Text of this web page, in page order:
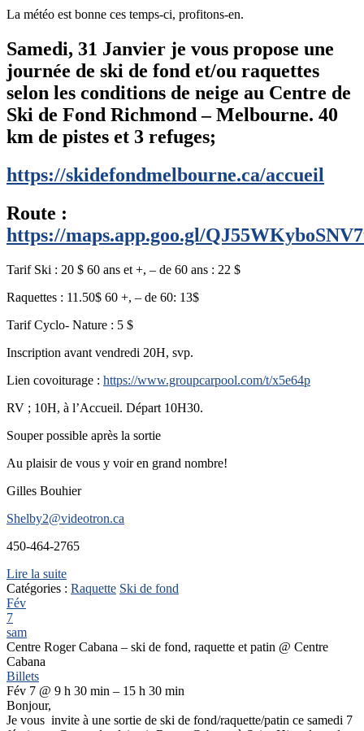
La météo est bonne ces temps-ci, profitons-en.
Samedi, 31 Janvier je vous propose une
journée de ski de fond et/ou raquettes
selon les conditions de neige au Centre de
Ski de Fond Richmond – Melbourne. 40
km de pistes et 3 refuges;
https://skidefondmelbourne.ca/accueil
Route :
https://maps.app.goo.gl/
Tarif Ski : 20 $ 60 ans et +, – de 60 ans : 22 $
Raquettes : 11.50$ 60 +, – de 60: 13$
Tarif Cyclo- Nature : 5 $
Inscription avant vendredi 20H, svp.
Lien covoiturage : https://www.groupcarpool.com/t/x5e64p
RV ; 10H, à l’Accueil. Départ 10H30.
Souper possible après la sortie
Au plaisir de vous y voir en grand nombre!
Gilles Bouhier
Shelby2@videotron.ca
450-464-2765
Lire la suite
Catégories : Raquette Ski de fond
Fév
7
sam
Centre Roger Cabana – ski de fond, raquette et patin @ Centre
Cabana
Billets
Fév 7 @ 9 h 30 min – 15 h 30 min
Bonjour,
Je vous invite à une sortie de ski de fond/raquette/patin ce samedi 7